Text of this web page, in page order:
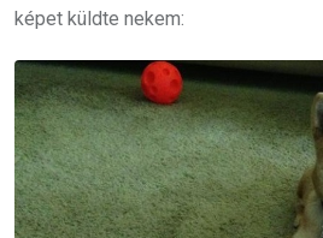
képet küldte nekem: